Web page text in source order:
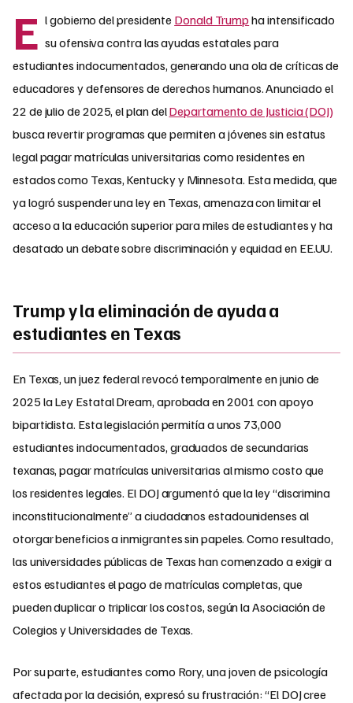
E l gobierno del presidente Donald Trump ha intensificado
su ofensiva contra las ayudas estatales para
estudiantes indocumentados, generando una ola de críticas de
educadores y defensores de derechos humanos. Anunciado el
22 de julio de 2025, el plan delDepartamento de Justicia (DOJ)
busca revertir programas que permiten a jóvenes sin estatus
legal pagar matrículas universitarias como residentes en
estados como Texas, Kentucky y Minnesota. Esta medida, que
ya logró suspender una ley en Texas, amenaza con limitar el
acceso a la educación superior para miles de estudiantes y ha
desatado un debate sobre discriminación y equidad en EE.UU.
Trump y la eliminación de ayuda a
estudiantes en Texas
En Texas, un juez federal revocó temporalmente en junio de
2025 la Ley Estatal Dream, aprobada en 2001 con apoyo
bipartidista. Esta legislación permitía a unos 73,000
estudiantes indocumentados, graduados de secundarias
texanas, pagar matrículas universitarias al mismo costo que
los residentes legales. El DOJ argumentó que la ley “discrimina
inconstitucionalmente” a ciudadanos estadounidenses al
otorgar beneficios a inmigrantes sin papeles. Como resultado,
las universidades públicas de Texas han comenzado a exigir a
estos estudiantes el pago de matrículas completas, que
pueden duplicar o triplicar los costos, según la Asociación de
Colegios y Universidades de Texas.
Por su parte, estudiantes como Rory, una joven de psicología
afectada por la decisión, expresó su frustración: “El DOJ cree